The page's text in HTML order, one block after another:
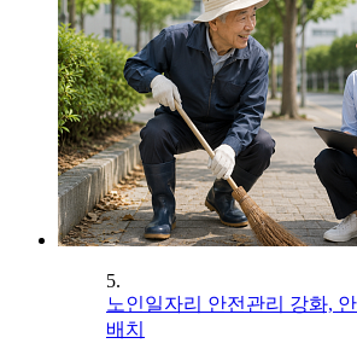
5.
노인일자리 안전관리 강화,
배치